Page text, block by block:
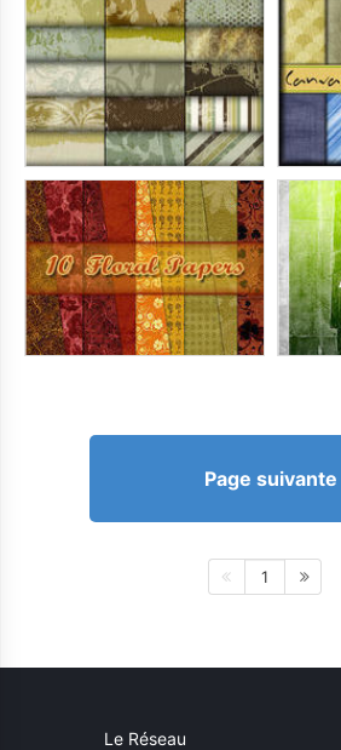
Page suivante
1
Le Réseau